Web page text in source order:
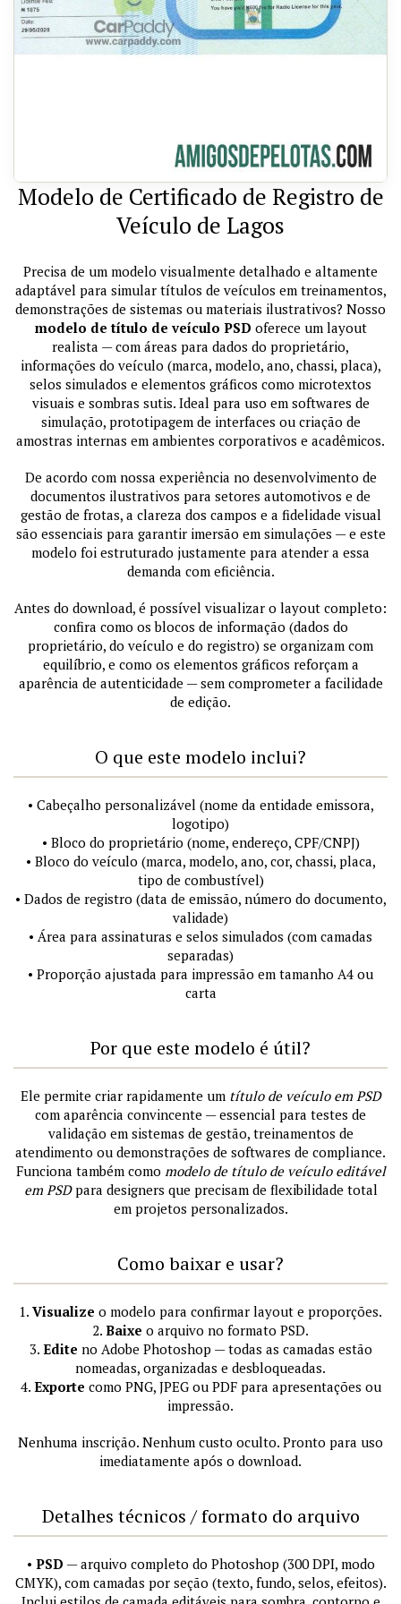
Modelo de Certificado de Registro de
Veículo de Lagos
Precisa de um modelo visualmente detalhado e altamente
adaptável para simular títulos de veículos em treinamentos,
demonstrações de sistemas ou materiais ilustrativos? Nosso
modelo de título de veículo PSD oferece um layout
realista — com áreas para dados do proprietário,
informações do veículo (marca, modelo, ano, chassi, placa),
selos simulados e elementos gráficos como microtextos
visuais e sombras sutis. Ideal para uso em softwares de
simulação, prototipagem de interfaces ou criação de
amostras internas em ambientes corporativos e acadêmicos.
De acordo com nossa experiência no desenvolvimento de
documentos ilustrativos para setores automotivos e de
gestão de frotas, a clareza dos campos e a fidelidade visual
são essenciais para garantir imersão em simulações — e este
modelo foi estruturado justamente para atender a essa
demanda com eficiência.
Antes do download, é possível visualizar o layout completo:
confira como os blocos de informação (dados do
proprietário, do veículo e do registro) se organizam com
equilíbrio, e como os elementos gráficos reforçam a
aparência de autenticidade — sem comprometer a facilidade
de edição.
O que este modelo inclui?
• Cabeçalho personalizável (nome da entidade emissora,
logotipo)
• Bloco do proprietário (nome, endereço, CPF/CNPJ)
• Bloco do veículo (marca, modelo, ano, cor, chassi, placa,
tipo de combustível)
• Dados de registro (data de emissão, número do documento,
validade)
• Área para assinaturas e selos simulados (com camadas
separadas)
• Proporção ajustada para impressão em tamanho A4 ou
carta
Por que este modelo é útil?
Ele permite criar rapidamente um título de veículo em PSD
com aparência convincente — essencial para testes de
validação em sistemas de gestão, treinamentos de
atendimento ou demonstrações de softwares de compliance.
Funciona também como modelo de título de veículo editável
em PSDpara designers que precisam de flexibilidade total
em projetos personalizados.
Como baixar e usar?
1. Visualize o modelo para confirmar layout e proporções.
2. Baixe o arquivo no formato PSD.
3. Edite no Adobe Photoshop — todas as camadas estão
nomeadas, organizadas e desbloqueadas.
4. Exporte como PNG, JPEG ou PDF para apresentações ou
impressão.
Nenhuma inscrição. Nenhum custo oculto. Pronto para uso
imediatamente após o download.
Detalhes técnicos / formato do arquivo
• PSD — arquivo completo do Photoshop (300 DPI, modo
CMYK), com camadas por seção (texto, fundo, selos, efeitos).